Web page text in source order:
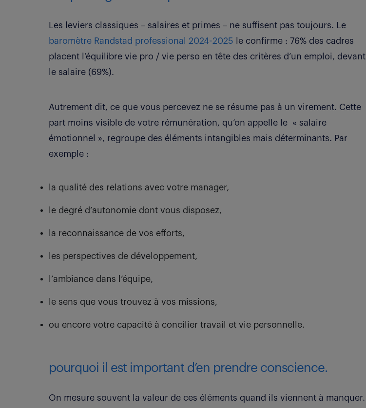
Les leviers classiques – salaires et primes – ne suffisent pas toujours. Le
baromètre Randstad professional 2024-2025 le confirme : 76% des cadres
placent l’équilibre vie pro / vie perso en tête des critères d’un emploi, devant
le salaire (69%).
Autrement dit, ce que vous percevez ne se résume pas à un virement. Cette
part moins visible de votre rémunération, qu’on appelle le « salaire
émotionnel », regroupe des éléments intangibles mais déterminants. Par
exemple :
la qualité des relations avec votre manager,
le degré d’autonomie dont vous disposez,
la reconnaissance de vos efforts,
les perspectives de développement,
l’ambiance dans l’équipe,
le sens que vous trouvez à vos missions,
ou encore votre capacité à concilier travail et vie personnelle.
pourquoi il est important d’en prendre conscience.
On mesure souvent la valeur de ces éléments quand ils viennent à manquer.